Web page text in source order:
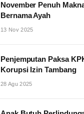
November Penuh
Bernama Ayah
13 Nov 2025
Penjemputan Paksa
Korupsi Izin Tambang
28 Agu 2025